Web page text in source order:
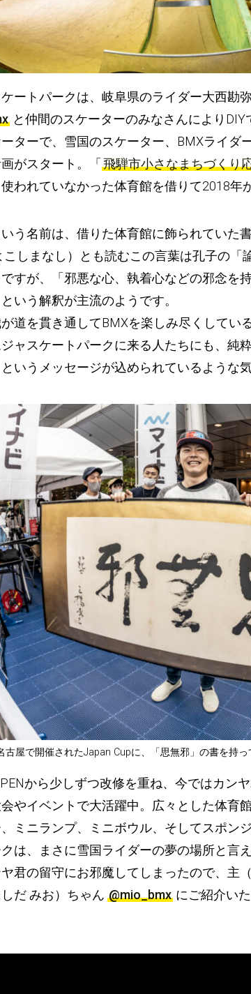
ートパークは、岐阜県のライダー大西勘
と仲間のスケーターのみなさんにより
ターで、雪国のスケーター、BMXライダ
がスタート。「飛騨市小さなまちづくり
われていなかった体育館を借りて2018年
う名前は、借りた体育館に飾られていた
こしまなし）とも読むこの言葉は孔子の
すが、「邪悪な心、執着心などの邪念を
いう解釈が主流のようです。
道を貫き通してBMXを楽しみ尽くしてい
ャスケートパークに来る人たちにも、純
いうメッセージが込められているような気
古屋で開催されたJapan Cupに、「思無邪」の書を持
から少しずつ改修を重ね、今ではカン
やイベントで大活躍中。広々とした体育
ミニランプ、ミニボウル、そしてスポン
は、まさに雪国ライダーの夢の場所と言え
君の留守にお邪魔してしまったので、主
だ みお）ちゃん @mio_bmx にご紹介い